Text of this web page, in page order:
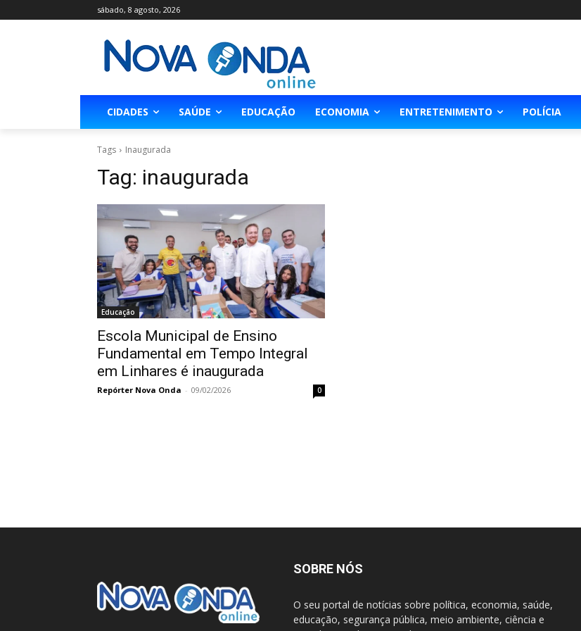
sábado, 8 agosto, 2026
CIDADES SAÚDE EDUCAÇÃO ECONOMIA ENTRETENIMENTO POLÍCIA
Tags Inaugurada
Tag: inaugurada
Educação
Escola Municipal de Ensino
Fundamental em Tempo Integral
em Linhares é inaugurada
Repórter Nova Onda - 09/02/2026 0
SOBRE NÓS
O seu portal de notícias sobre política, economia, saúde,
educação, segurança pública, meio ambiente, ciência e